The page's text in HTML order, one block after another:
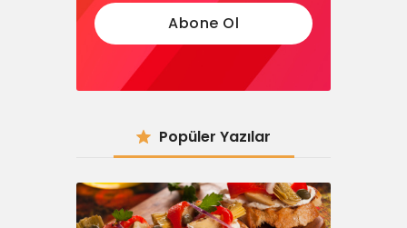
Popüler Yazılar